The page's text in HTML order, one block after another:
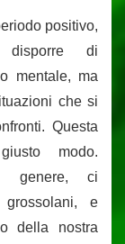
positivo,
disporre di
mentale, ma
che si
Questa
modo.
genere, ci
grossolani, e
della nostra